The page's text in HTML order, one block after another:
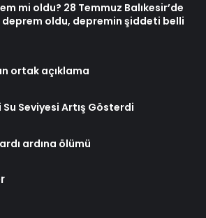
mi oldu? 28 Temmuz Balıkesir’de
deprem oldu, depremin şiddeti belli
ortak açıklama
Su Seviyesi Artış Gösterdi
ardına ölümü